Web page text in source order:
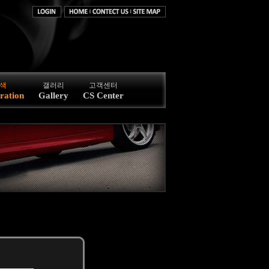
갤러리
Gallery
고객센터
CS Center